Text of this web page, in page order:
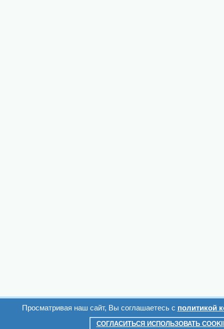
Просматривая наш сайт, Вы соглашаетесь с политикой
СОГЛАСИТЬСЯ ИСПОЛЬЗОВАТЬ